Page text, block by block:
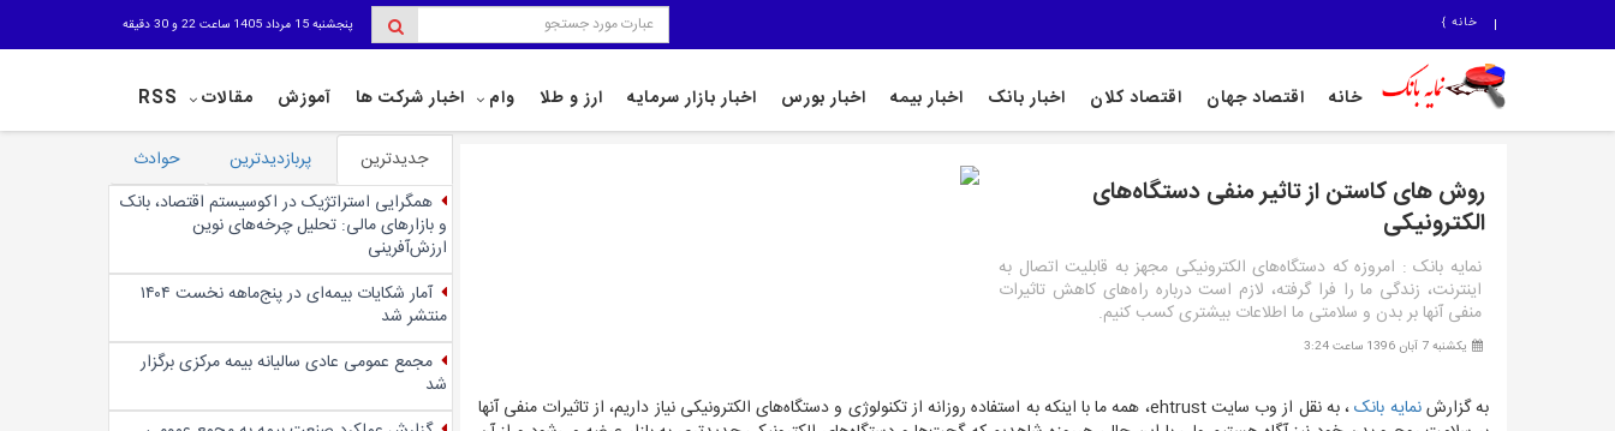
خانه } پنجشنبه 15 مرداد 1405 ساعت 22 و 30 دقیقه
خانه اقتصاد جهان اقتصاد کلان اخبار بانک اخبار بیمه اخبار بورس اخبار بازار سرمایه ارز و طلا وام اخبار شرکت ها آموزش مقالات RSS
روش های کاستن از تاثیر منفی دستگاه‌های
الکترونیکی
نمایه بانک : امروزه که دستگاه‌های الکترونیکی مجهز به قابلیت اتصال به
اینترنت، زندگی ما را فرا گرفته، لازم است درباره راه‌های کاهش تاثیرات
منفی آنها بر بدن و سلامتی ما اطلاعات بیشتری کسب کنیم.
یکشنبه 7 آبان 1396 ساعت 3:24
به گزارشنمایه بانک،به نقل از وب سایتehtrust، همه ما با اینکه به استفاده روزانه از تکنولوژی و دستگاه‌های الکترونیکی نیاز داریم، از تاثیرات منفی آنها
جدیدترین پربازدیدترین
حوادث
همگرایی استراتژیک در اکوسیستم اقتصاد، بانک
و بازارهای مالی: تحلیل چرخه‌های نوین
ارزش‌آفرینی
آمار شکایات بیمه‌ای در پنج‌‌ماهه نخست ۱۴۰۴
منتشر شد
مجمع عمومی عادی سالیانه بیمه مرکزی برگزار
شد